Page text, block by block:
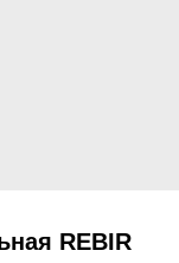
REBIR